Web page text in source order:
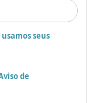
seus
de